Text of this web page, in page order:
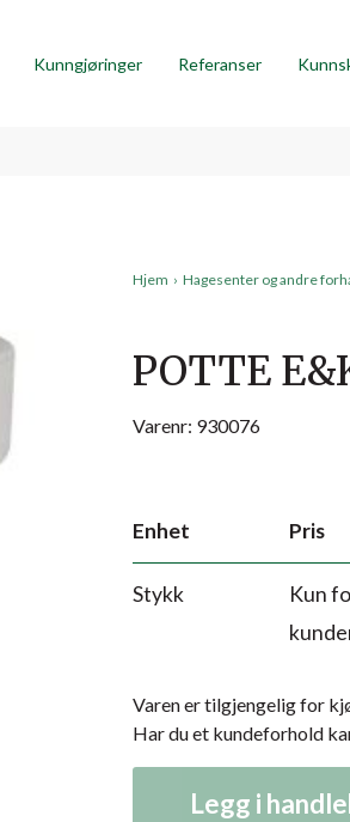
Kunngjøringer Referanser
Hjem › Hagesenter og andre
POTTE
Varenr: 930076
Enhet Pris
Stykk
Kun
Varen er tilgjengelig for
Har du et kundeforhold
Legg i